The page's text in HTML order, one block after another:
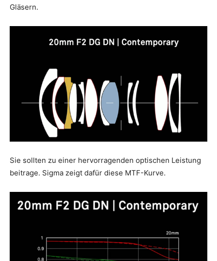
Gläsern.
Sie sollten zu einer hervorragenden optischen Leistung
beitrage. Sigma zeigt dafür diese MTF-Kurve.